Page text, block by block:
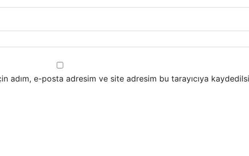
adım, e-posta adresim ve site adresim bu tarayıcıya